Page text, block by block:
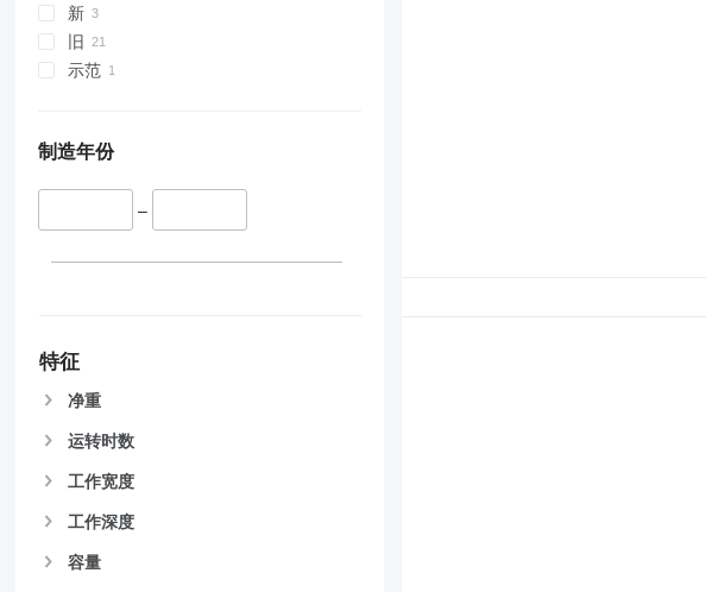
新
旧
示范
制造年份
–
特征
净重
运转时数
工作宽度
工作深度
容量